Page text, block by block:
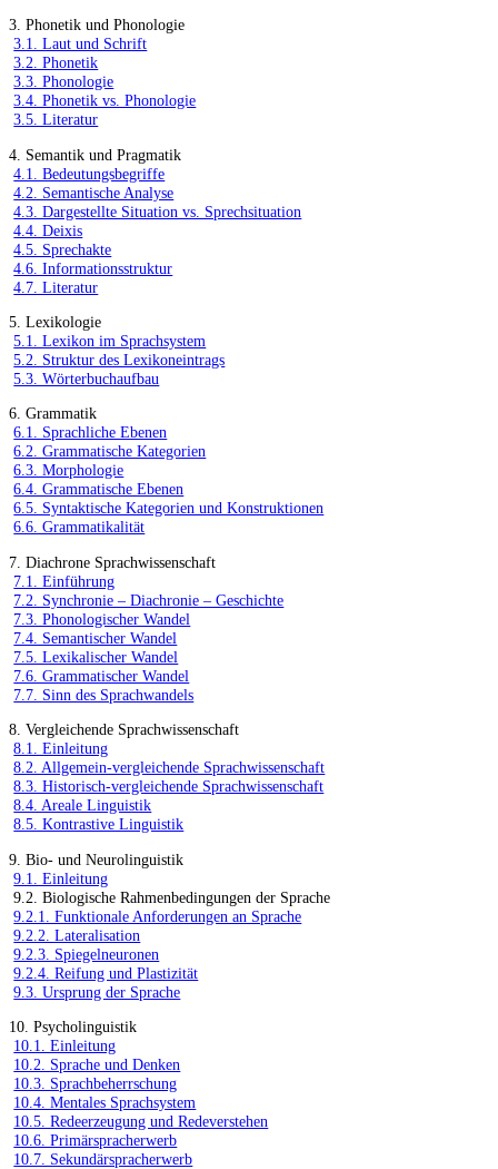
3. Phonetik und Phonologie
3.1. Laut und Schrift
3.2. Phonetik
3.3. Phonologie
3.4. Phonetik vs. Phonologie
3.5. Literatur
4. Semantik und Pragmatik
4.1. Bedeutungsbegriffe
4.2. Semantische Analyse
4.3. Dargestellte Situation vs. Sprechsituation
4.4. Deixis
4.5. Sprechakte
4.6. Informationsstruktur
4.7. Literatur
5. Lexikologie
5.1. Lexikon im Sprachsystem
5.2. Struktur des Lexikoneintrags
5.3. Wörterbuchaufbau
6. Grammatik
6.1. Sprachliche Ebenen
6.2. Grammatische Kategorien
6.3. Morphologie
6.4. Grammatische Ebenen
6.5. Syntaktische Kategorien und Konstruktionen
6.6. Grammatikalität
7. Diachrone Sprachwissenschaft
7.1. Einführung
7.2. Synchronie – Diachronie – Geschichte
7.3. Phonologischer Wandel
7.4. Semantischer Wandel
7.5. Lexikalischer Wandel
7.6. Grammatischer Wandel
7.7. Sinn des Sprachwandels
8. Vergleichende Sprachwissenschaft
8.1. Einleitung
8.2. Allgemein-vergleichende Sprachwissenschaft
8.3. Historisch-vergleichende Sprachwissenschaft
8.4. Areale Linguistik
8.5. Kontrastive Linguistik
9. Bio- und Neurolinguistik
9.1. Einleitung
9.2. Biologische Rahmenbedingungen der Sprache
9.2.1. Funktionale Anforderungen an Sprache
9.2.2. Lateralisation
9.2.3. Spiegelneuronen
9.2.4. Reifung und Plastizität
9.3. Ursprung der Sprache
10. Psycholinguistik
10.1. Einleitung
10.2. Sprache und Denken
10.3. Sprachbeherrschung
10.4. Mentales Sprachsystem
10.5. Redeerzeugung und Redeverstehen
10.6. Primärspracherwerb
10.7. Sekundärspracherwerb